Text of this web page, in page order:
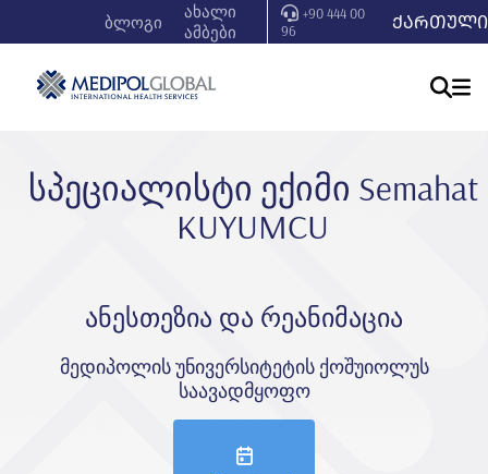
ბლოგი
ახალი
ამბები
+90 444 00
96
ᲥᲐᲠᲗᲣᲚᲘ
სპეციალისტი ექიმი Semahat
KUYUMCU
ანესთეზია და რეანიმაცია
მედიპოლის უნივერსიტეტის ქოშუიოლუს
საავადმყოფო